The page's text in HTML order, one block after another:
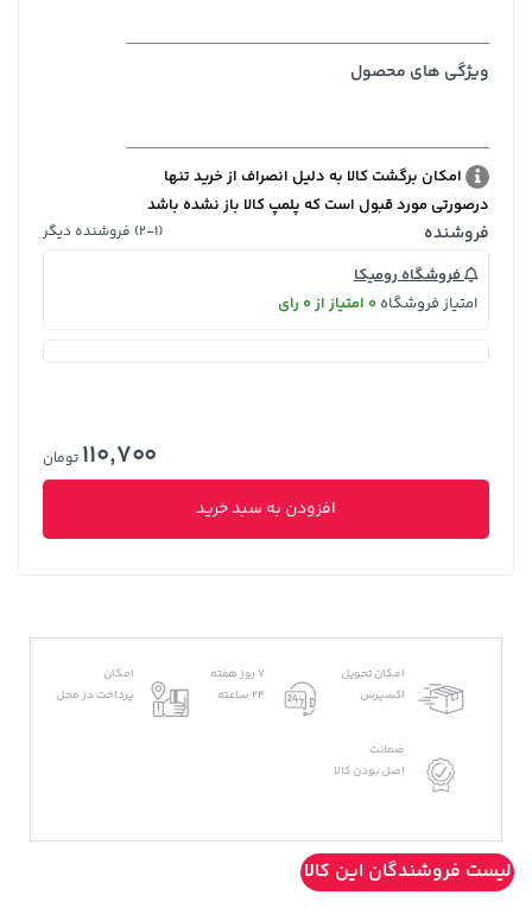
ویژگی های محصول
امکان برگشت کالا به دلیل انصراف از خرید تنها
درصورتی مورد قبول است که پلمپ کالا باز نشده باشد
فروشنده (2-1) فروشنده دیگر
فروشگاه رومیکا
امتیاز فروشگاه 0 امتیاز از 0 رای
110,700 تومان
افزودن به سبد خرید
امکان تحویل
اکسپرس
7 روز هفته
24 ساعته
امکان
پرداخت در محل
ضمانت
اصل بودن کالا
لیست فروشندگان این کالا